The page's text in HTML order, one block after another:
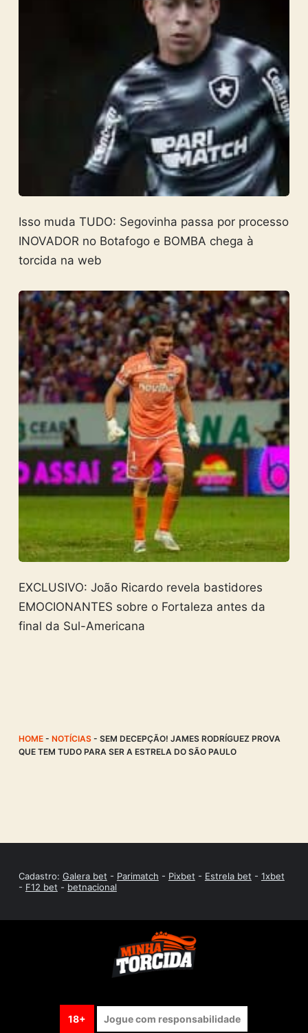
Isso muda TUDO: Segovinha passa por processo
INOVADOR no Botafogo e BOMBA chega à
torcida na web
EXCLUSIVO: João Ricardo revela bastidores
EMOCIONANTES sobre o Fortaleza antes da
final da Sul-Americana
HOME- NOTÍCIAS- SEM DECEPÇÃO! JAMES RODRÍGUEZ PROVA
QUE TEM TUDO PARA SER A ESTRELA DO SÃO PAULO
Cadastro: Galera bet - Parimatch - Pixbet - Estrela bet - 1xbet
- F12 bet - betnacional
18+ Jogue com responsabilidade